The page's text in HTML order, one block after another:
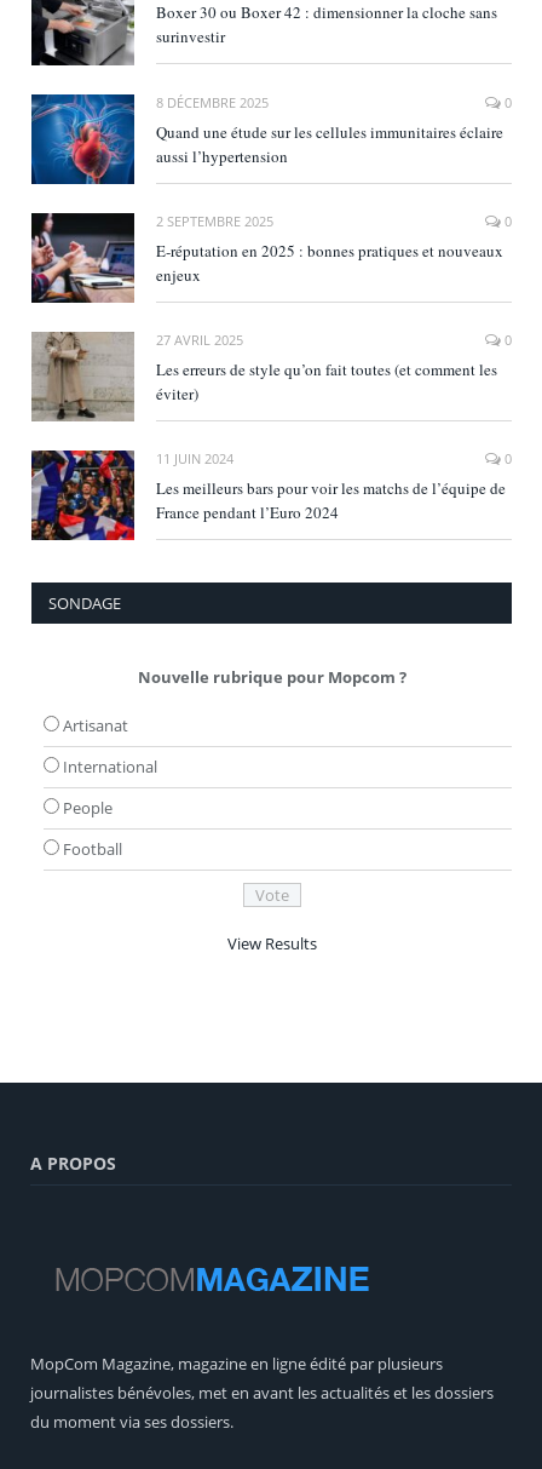
Boxer 30 ou Boxer 42 : dimensionner la cloche sans
surinvestir
8 DÉCEMBRE 2025 0
Quand une étude sur les cellules immunitaires éclaire
aussi l’hypertension
2 SEPTEMBRE 2025 0
E‑réputation en 2025 : bonnes pratiques et nouveaux
enjeux
27 AVRIL 2025 0
Les erreurs de style qu’on fait toutes (et comment les
éviter)
11 JUIN 2024 0
Les meilleurs bars pour voir les matchs de l’équipe de
France pendant l’Euro 2024
SONDAGE
Nouvelle rubrique pour Mopcom ?
Artisanat
International
People
Football
View Results
A PROPOS
MopCom Magazine, magazine en ligne édité par plusieurs
journalistes bénévoles, met en avant les actualités et les dossiers
du moment via ses dossiers.